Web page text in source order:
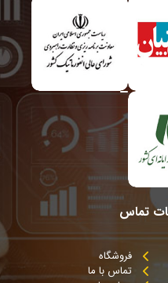
تماس
فروشگاه
تماس با ما